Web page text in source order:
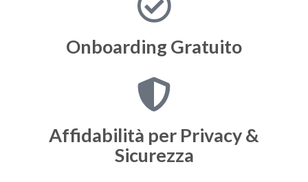
Onboarding Gratuito
Affidabilità per Privacy &
Sicurezza